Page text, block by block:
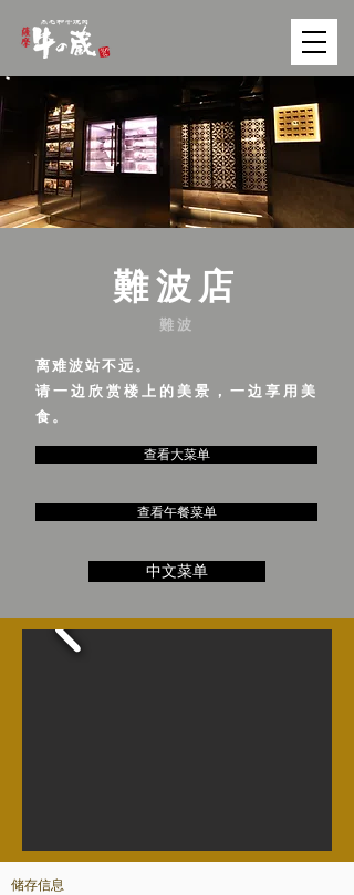
難波店
難波
离难波站不远。
请一边欣赏楼上的美景，一边享用美
食。
查看大菜单
查看午餐菜单
中文菜单
储存信息